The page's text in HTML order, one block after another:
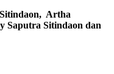
Artha
Saputra Sitindaon dan